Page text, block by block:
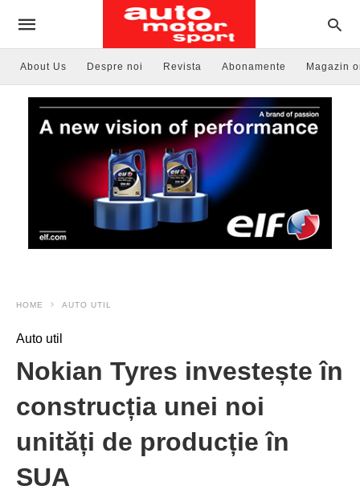
About Us Despre noi Revista Abonamente Magazin
HOME AUTO UTIL
Auto util
Nokian Tyres investește în
construcția unei noi
unități de producție în
SUA